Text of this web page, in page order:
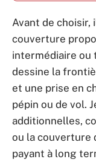
Avant de choisir,
couverture
intermédiaire ou
dessine la
et une prise en
pépin ou de vol.
additionnelles,
ou la couverture
payant à long